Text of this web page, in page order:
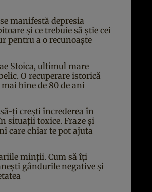
manifestă depresia
și ce trebuie să știe cei
pentru a o recunoaște
Stoica, ultimul mare
O recuperare istorică
bine de 80 de ani
ți crești încrederea în
situații toxice. Fraze și
care chiar te pot ajuta
minții. Cum să îți
gândurile negative și